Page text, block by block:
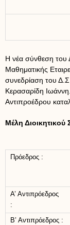
Η νέα σύνθεση του
Μαθηματικής
συνεδρίαση του
Κερασαρίδη
Αντιπροέδρου
Μέλη Διοικητικού
Πρόεδρος :
Α’ Αντιπρόεδρος
:
Β’ Αντιπρόεδρος :